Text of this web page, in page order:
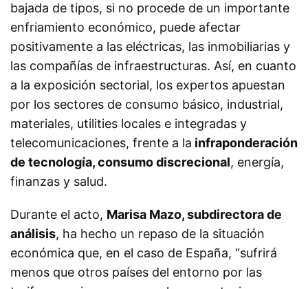
bajada de tipos, si no procede de un importante
enfriamiento económico, puede afectar
positivamente a las eléctricas, las inmobiliarias y
las compañías de infraestructuras. Así, en cuanto
a la exposición sectorial, los expertos apuestan
por los sectores de consumo básico, industrial,
materiales, utilities locales e integradas y
telecomunicaciones, frente a la infraponderación
de tecnología, consumo discrecional, energía,
finanzas y salud.
Durante el acto, Marisa Mazo, subdirectora de
análisis, ha hecho un repaso de la situación
económica que, en el caso de España, “sufrirá
menos que otros países del entorno por las